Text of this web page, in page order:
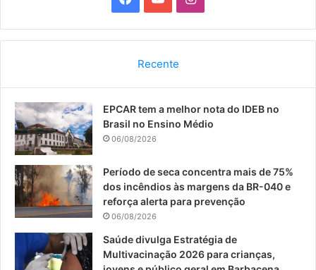
a
b
o
o
k
o
u
e
n
a
r
a
Recente
EPCAR tem a melhor nota do IDEB no
Brasil no Ensino Médio
06/08/2026
Período de seca concentra mais de 75%
dos incêndios às margens da BR-040 e
reforça alerta para prevenção
06/08/2026
Saúde divulga Estratégia de
Multivacinação 2026 para crianças,